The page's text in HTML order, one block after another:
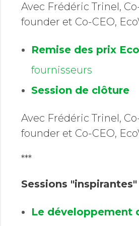
Avec Frédéric Trinel,
founder et Co-CEO,
Remise des prix
fournisseurs
Session de clôture
Avec Frédéric Trinel,
founder et Co-CEO,
***
Sessions "inspirantes"
Le développement